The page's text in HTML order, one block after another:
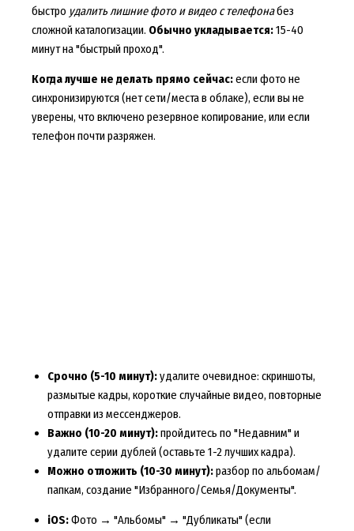
быстро удалить лишние фото и видео с телефонабез
сложной каталогизации. Обычно укладывается:15-40
минут на "быстрый проход".
Когда лучше не делать прямо сейчас:если фото не
синхронизируются (нет сети/места в облаке), если вы не
уверены, что включено резервное копирование, или если
телефон почти разряжен.
Срочно (5-10 минут):удалите очевидное: скриншоты,
размытые кадры, короткие случайные видео, повторные
отправки из мессенджеров.
Важно (10-20 минут):пройдитесь по "Недавним" и
удалите серии дублей (оставьте 1-2 лучших кадра).
Можно отложить (10-30 минут):разбор по альбомам/
папкам, создание "Избранного/Семья/Документы".
iOS:Фото → "Альбомы" → "Дубликаты" (если